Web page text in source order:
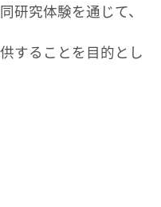
研究体験を通じて、
することを目的とし